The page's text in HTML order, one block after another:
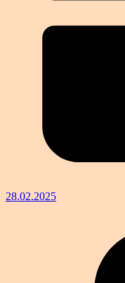
28.02.2025